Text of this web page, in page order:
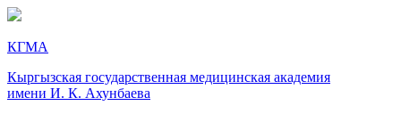
КГМА
Кыргызская государственная медицинская академия
имени И. К. Ахунбаева